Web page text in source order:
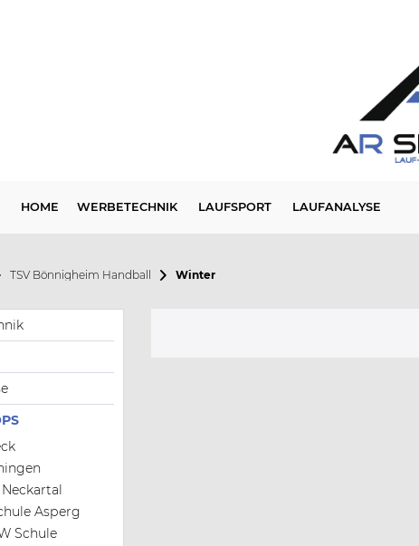
HOME WERBETECHNIK LAUFSPORT LAUFANALYSE
TSV Bönnigheim Handball Winter
Asperg
Schule